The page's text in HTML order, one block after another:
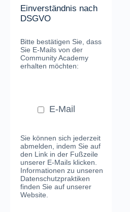
Einverständnis nach
DSGVO
Bitte bestätigen Sie, dass
Sie E-Mails von der
Community Academy
erhalten möchten:
E-Mail
Sie können sich jederzeit
abmelden, indem Sie auf
den Link in der Fußzeile
unserer E-Mails klicken.
Informationen zu unseren
Datenschutzpraktiken
finden Sie auf unserer
Website.